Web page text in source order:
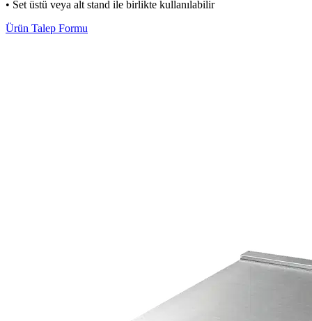
• Set üstü veya alt stand ile birlikte kullanılabilir
Ürün Talep Formu